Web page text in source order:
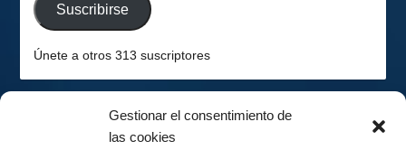
Gestionar el consentimiento de
las cookies
Suscribirse
Únete a otros 313 suscriptores